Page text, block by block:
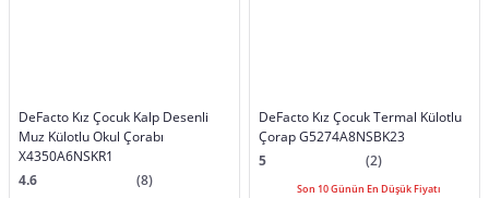
DeFacto Kız Çocuk Kalp Desenli
Muz Külotlu Okul Çorabı
X4350A6NSKR1
4.6
(8)
DeFacto Kız Çocuk Termal Külotlu
Çorap G5274A8NSBK23
5
(2)
Son 10 Günün En Düşük Fiyatı